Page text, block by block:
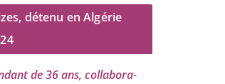
détenu en Algérie
de36ans, col­la­bo­ra­